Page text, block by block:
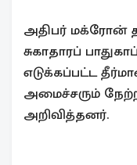
அதிபர் மக்ரோன்
சுகாதாரப்
எடுக்கப்பட்ட
அமைச்சரும்
அறிவித்தனர்.